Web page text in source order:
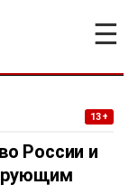
☰
13+
России и